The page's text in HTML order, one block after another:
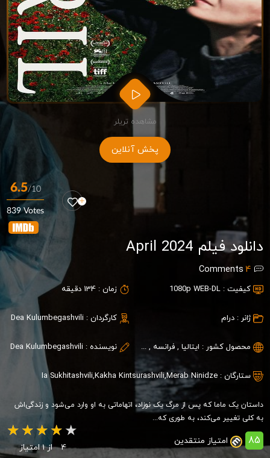
مشاهده تریلر
پخش آنلاین
6.5/10
839 Votes
دانلود فیلم April 2024
4
Comments
کیفیت : 1080p WEB-DL زمان : 134 دقیقه
ژانر : درام کارگردان : Dea Kulumbegashvili
محصول کشور : ایتالیا ,فرانسه ,گرجستاننویسنده : Dea Kulumbegashvili
ستارگان : Ia Sukhitashvili,Kakha Kintsurashvili,Merab Ninidze
داستان یک ماما که پس از مرگ یک نوزاد، اتهاماتی به او وارد می‌شود و زندگی‌اش
به کلی تغییر می‌کند، به طوری که...
85 امتیاز منتقدین
4 از 1 امتیاز